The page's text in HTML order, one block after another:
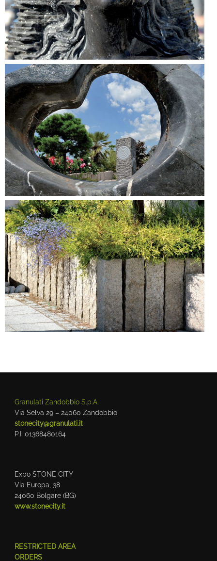
Granulati Zandobbio S.p.A.
Via Selva 29 – 24060 Zandobbio
stonecity@granulati.it
P.I. 01368480164
Expo STONE CITY
Via Europa, 38
24060 Bolgare (BG)
www.stonecity.it
RESTRICTED AREA
ORDERS